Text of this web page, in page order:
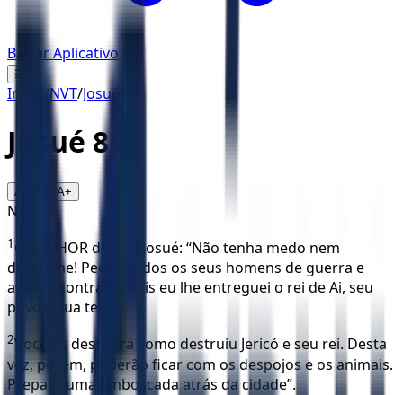
Baixar Aplicativo
☰
Início /NVT/Josué
Josué 8
A- A+
NVT
1 O SENHOR disse a Josué: “Não tenha medo nem
desanime! Pegue todos os seus homens de guerra e
avance contra Ai, pois eu lhe entreguei o rei de Ai, seu
povo e sua terra.
2Você os destruirá como destruiu Jericó e seu rei. Desta
vez, porém, poderão ficar com os despojos e os animais.
Prepare uma emboscada atrás da cidade”.